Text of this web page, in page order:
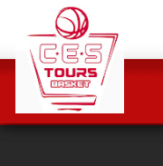
Panneau de gestion des